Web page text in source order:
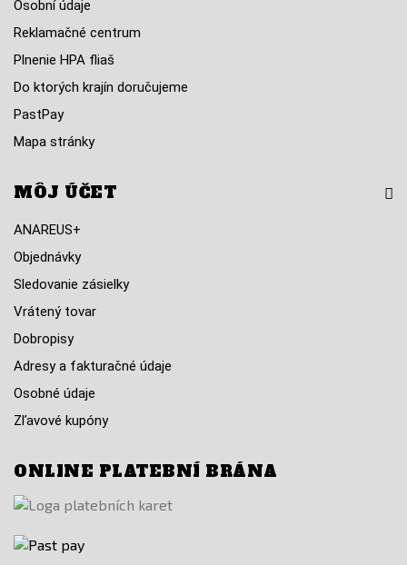
Osobní údaje
Reklamačné centrum
Plnenie HPA fliaš
Do ktorých krajín doručujeme
PastPay
Mapa stránky
MÔJ ÚČET
ANAREUS+
Objednávky
Sledovanie zásielky
Vrátený tovar
Dobropisy
Adresy a fakturačné údaje
Osobné údaje
Zľavové kupóny
ONLINE PLATEBNÍ BRÁNA